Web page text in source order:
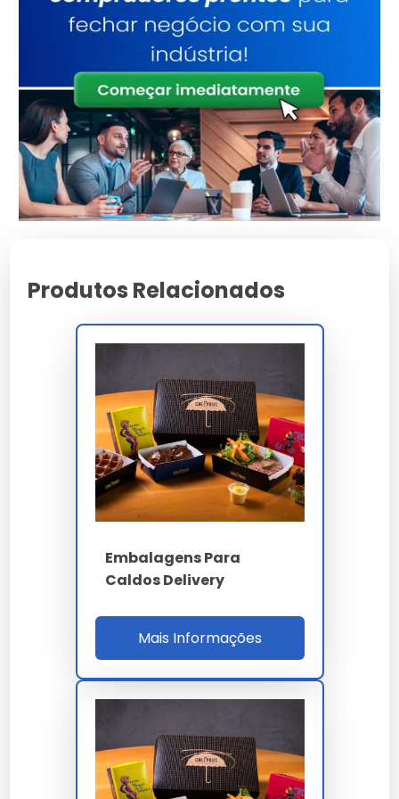
preservando temperatura interna acima de
60°C por até 18 minutos em ambiente 25°C
conforme ensaio termográfico IR. A geometria
FEFCO 0427 ou formato wok asiático acomoda
porções individuais lasanha, spaghetti, rondelli,
ravioli, gnocchi e canelone mantendo
integridade visual e térmica ideal para mesa
imediata ou reaquecimento doméstico micro-
ondas 800 W por 90 segundos.
grade, RDC 91/2001 migração específica, GMC
03/92 Mercosul, EU 10/2011, FDA CFR 21, ISO 22000
gestão segurança alimentar, FSC CoC cadeia
custódia e CERFLOR brasileiro. A homologação
Approved, redes franqueadas Spoleto, Giraffas
Massas, Cheiro Verde, Piraciuba e restaurantes
italianos premium com contratos padronizados
e branding flexográfico Pantone quatro cores.
Para qualificação B2B o comprador valida ensaio
cobb60 ASTM D3285, BCT ASTM D642, laudo
migração específica RDC 91/2001, homologação
iFood, MTBF formadora 1000h, setup 12 min, ROI
14001, 17025, 22000, FSC CoC, capacidade 130
t/mês, estoque 30 dias, RDC 105 e RoHS 3. O ROI
17% considera 72% redução vazamento molho,
34% reclamação cliente e 28% fidelização
PARÂMETRO ESPECIFICAÇÃO
Produtos Relacionados
Embalagens Para
Caldos Delivery
Mais Informações